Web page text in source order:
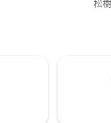
松
起
穿
們